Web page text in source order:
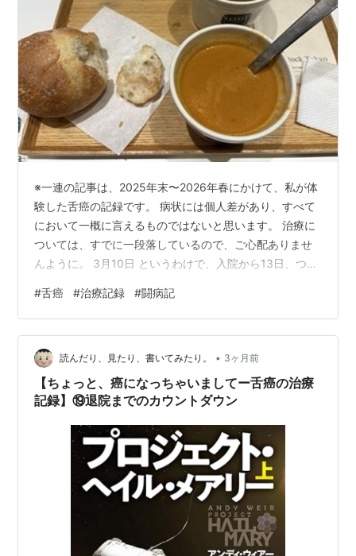
※一連の記事は、2025年末〜2026年春にかけて、私が体
験した舌癌の記録です。 病状には個人差があり、すべて
において一概に言えるものではないと思います。 治療に
ついては、すでに一段落しているので、ご心配ありませ
んように。 3月10日 というわけで、入院から13日、つい
す」と言ってきて、萎える。 担当看護師Nさんはその日
はおやすみで、前日にご挨拶をした。ほがらかなNさんの
おかげで、私はすごく安心して入院生活を過ごせた。 体
重や筋力を測ってもらうと、思ったより体重は減ってな
い。筋力もそんなに減っていないようで、「今バランス
がいいので、体重は戻さ…
#舌癌 #治療記録 #闘病記
読んだり、見たり、書いてみたり。 • 3ヶ月前
【ちょっと、癌になっちゃいましてー舌癌の治療
記録】⑲退院までのカウントダウン